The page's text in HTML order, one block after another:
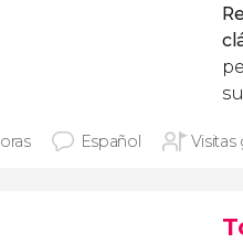
Español Visitas